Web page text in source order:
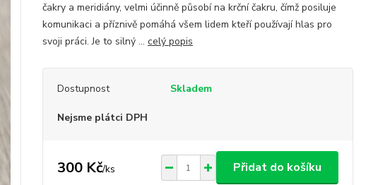
čakry a meridiány, velmi účinně působí na krční čakru, čímž posiluje
komunikaci a příznivě pomáhá všem lidem kteří používají hlas pro
svoji práci. Je to silný ... celý popis
Dostupnost Skladem
Nejsme plátci DPH
300 Kč/ks Přidat do košíku